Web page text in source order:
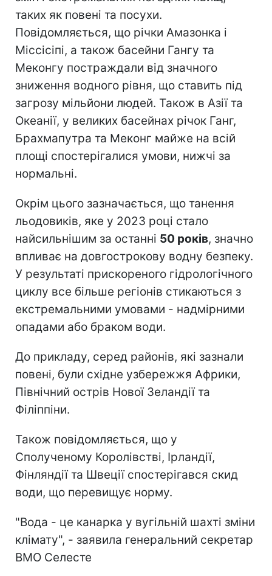
таких як повені та посухи.
Повідомляється, що річки Амазонка і
Міссісіпі, а також басейни Гангу та
Меконгу постраждали від значного
зниження водного рівня, що ставить під
загрозу мільйони людей. Також в Азії та
Океанії, у великих басейнах річок Ганг,
Брахмапутра та Меконг майже на всій
площі спостерігалися умови, нижчі за
нормальні.
Окрім цього зазначається, що танення
льодовиків, яке у 2023 році стало
найсильнішим за останні 50 років, значно
впливає на довгострокову водну безпеку.
У результаті прискореного гідрологічного
циклу все більше регіонів стикаються з
екстремальними умовами - надмірними
опадами або браком води.
До прикладу, серед районів, які зазнали
повені, були східне узбережжя Африки,
Північний острів Нової Зеландії та
Філіппіни.
Також повідомляється, що у
Сполученому Королівстві, Ірландії,
Фінляндії та Швеції спостерігався скид
води, що перевищує норму.
"Вода - це канарка у вугільній шахті зміни
клімату", - заявила генеральний секретар
ВМО Селесте